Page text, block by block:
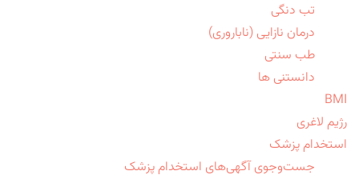
تب دنگی
درمان نازایی (ناباروری)
طب سنتی
دانستنی ها
BMI
رژیم لاغری
استخدام پزشک
جست‌وجوی آگهی‌های استخدام پزشک